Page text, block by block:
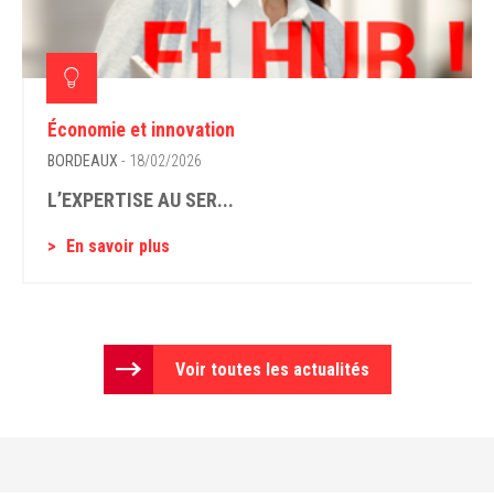
Économie et innovation
BORDEAUX - 18/02/2026
L’EXPERTISE AU SER...
En savoir plus
Voir toutes les actualités